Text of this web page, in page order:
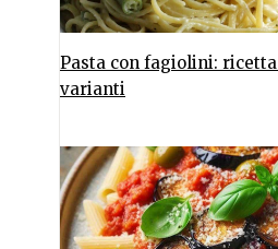
Pasta con fagiolini:
varianti